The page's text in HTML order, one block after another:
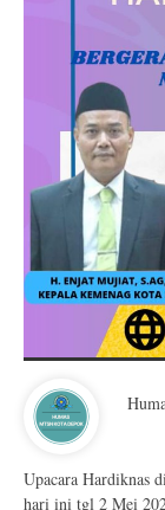
Upacara Hardiknas
hari ini tgl 2 Mei